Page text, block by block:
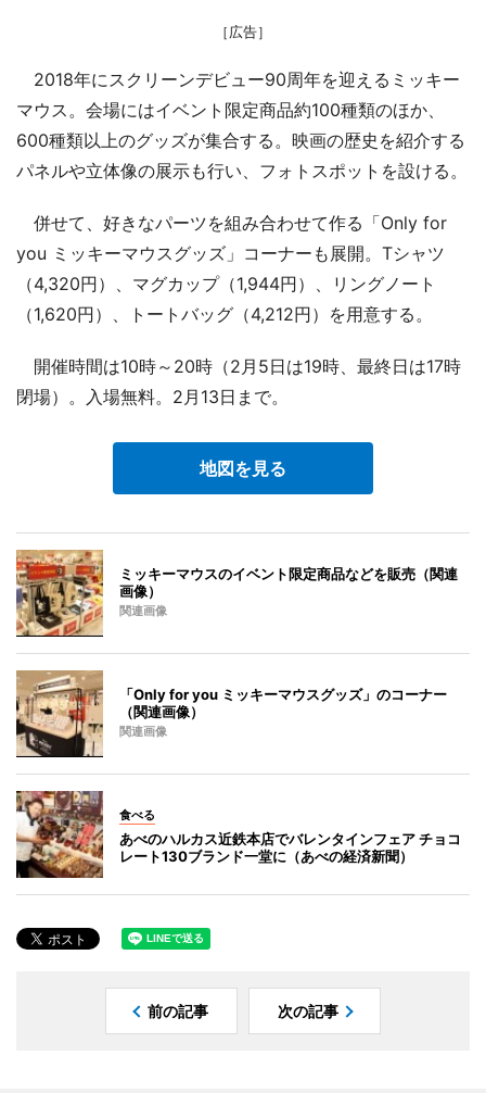
［広告］
2018年にスクリーンデビュー90周年を迎えるミッキー
マウス。会場にはイベント限定商品約100種類のほか、
600種類以上のグッズが集合する。映画の歴史を紹介する
パネルや立体像の展示も行い、フォトスポットを設ける。
併せて、好きなパーツを組み合わせて作る「Only for
you ミッキーマウスグッズ」コーナーも展開。Tシャツ
（4,320円）、マグカップ（1,944円）、リングノート
（1,620円）、トートバッグ（4,212円）を用意する。
開催時間は10時～20時（2月5日は19時、最終日は17時
閉場）。入場無料。2月13日まで。
地図を見る
ミッキーマウスのイベント限定商品などを販売（関連
画像）
関連画像
「Only for you ミッキーマウスグッズ」のコーナー
（関連画像）
関連画像
食べる
あべのハルカス近鉄本店でバレンタインフェア チョコ
レート130ブランド一堂に（あべの経済新聞）
前の記事 次の記事